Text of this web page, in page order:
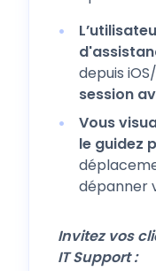
depuis
session
Vous
le guidez
dépanner
Invitez vos
IT Support :